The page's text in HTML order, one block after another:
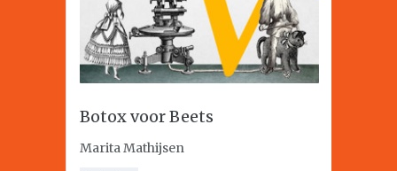
Botox voor Beets
Marita Mathijsen